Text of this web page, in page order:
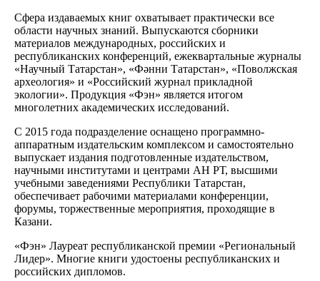
Сфера издаваемых книг охватывает практически все
области научных знаний. Выпускаются сборники
материалов международных, российских и
республиканских конференций, ежеквартальные журналы
«Научный Татарстан», «Фәнни Татарстан», «Поволжская
археология» и «Российский журнал прикладной
экологии». Продукция «Фэн» является итогом
многолетних академических исследований.
С 2015 года подразделение оснащено программно-
аппаратным издательским комплексом и самостоятельно
выпускает издания подготовленные издательством,
научными институтами и центрами АН РТ, высшими
учебными заведениями Республики Татарстан,
обеспечивает рабочими материалами конференции,
форумы, торжественные мероприятия, проходящие в
Казани.
«Фэн» Лауреат республиканской премии «Региональный
Лидер». Многие книги удостоены республиканских и
российских дипломов.